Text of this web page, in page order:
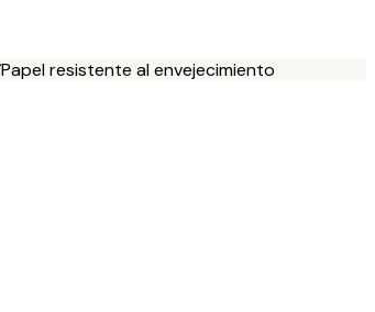
Papel resistente al envejecimiento